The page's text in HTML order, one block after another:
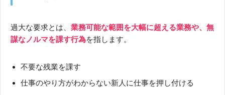
過大な要求とは、 業務可能な範囲を大幅に超える業務や、無
謀なノルマを課す行為を指します。
不要な残業を課す
仕事のやり方がわからない新人に仕事を押し付ける